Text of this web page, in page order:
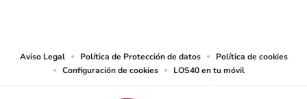
Aviso Legal Política de Protección de datos
Política de cookies
Configuración de cookies
LOS40 en tu móvil